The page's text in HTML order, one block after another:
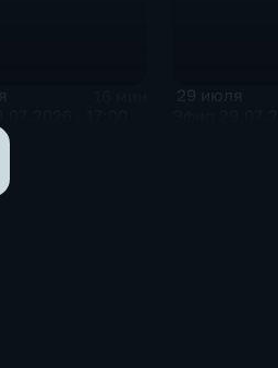
29 июля